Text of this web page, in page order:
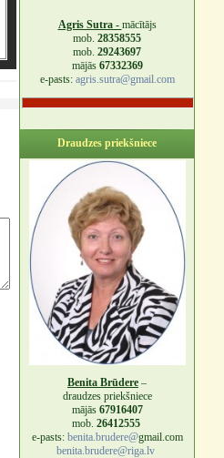
Agris Sutra - mācītājs
mob. 28358555
mob. 29243697
mājās 67332369
e-pasts: agris.sutra@gmail.com
Draudzes priekšniece
Benita Brūdere –
draudzes priekšniece
mājās 67916407
mob. 26412555
e-pasts: benita.brudere@gmail.com
benita.brudere@riga.lv